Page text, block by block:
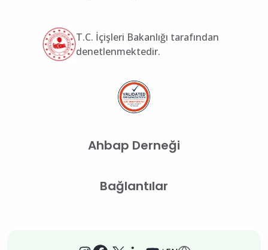
T.C. İçişleri Bakanlığı tarafından
denetlenmektedir.
Ahbap Derneği
Bağlantılar